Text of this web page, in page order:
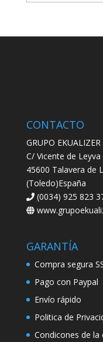
CONTACTO
GRUPO EKUALIZER
C/ Vicente de Leyva
45600 Talavera de
(Toledo)España
(0034) 925 823
GARANTÍA
Compra segura
Pago con Paypal
Envío rápido
Politica de
Condicones de la